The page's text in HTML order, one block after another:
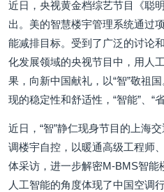
近日，央视黄金档综艺节目《聪
出。美的智慧楼宇管理系统通过
能减排目标。受到了广泛的讨论
化发展领域的央视节目中，用人
果，向新中国献礼，以“智”敬祖
现的稳定性和舒适性，“智能”、“
近日，“智”静仁现身节目的上海
调楼宇自控，以暖通高级工程师
体采访，进一步解密M-BMS智能
人工智能的角度体现了中国空调